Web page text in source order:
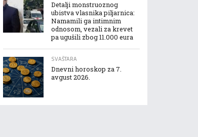
Detalji monstruoznog
ubistva vlasnika piljarnica:
Namamili ga intimnim
odnosom, vezali za krevet
pa ugušili zbog 11.000 eura
SVAŠTARA
Dnevni horoskop za 7.
avgust 2026.